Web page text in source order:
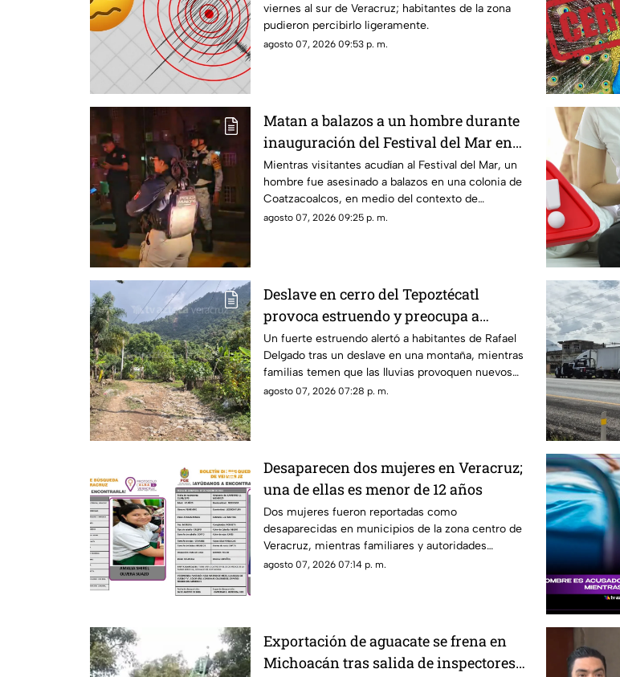
viernes al sur de Veracruz; habitantes de la zona
pudieron percibirlo ligeramente.
agosto 07, 2026 09:53 p. m.
Matan a balazos a un hombre durante
inauguración del Festival del Mar en
Coatzacoalcos
Mientras visitantes acudían al Festival del Mar, un
hombre fue asesinado a balazos en una colonia de
Coatzacoalcos, en medio del contexto de
inseguridad del municipio.
agosto 07, 2026 09:25 p. m.
Deslave en cerro del Tepoztécatl
provoca estruendo y preocupa a
familias; ¿hay heridos?
Un fuerte estruendo alertó a habitantes de Rafael
Delgado tras un deslave en una montaña, mientras
familias temen que las lluvias provoquen nuevos
desprendimientos.
agosto 07, 2026 07:28 p. m.
Desaparecen dos mujeres en Veracruz;
una de ellas es menor de 12 años
Dos mujeres fueron reportadas como
desaparecidas en municipios de la zona centro de
Veracruz, mientras familiares y autoridades
mantienen activa su búsqueda.
agosto 07, 2026 07:14 p. m.
Exportación de aguacate se frena en
Michoacán tras salida de inspectores